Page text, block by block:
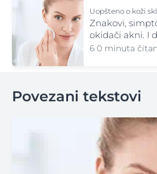
Uopšteno o koži
Znakovi,
okidači akni. I
6 0 minuta
Povezani tekstovi